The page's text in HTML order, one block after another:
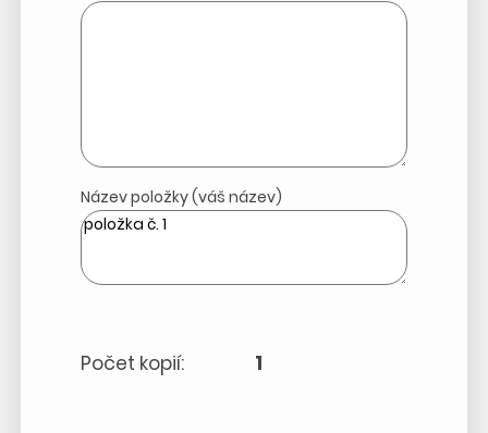
Název položky (váš název)
Počet kopií: 1